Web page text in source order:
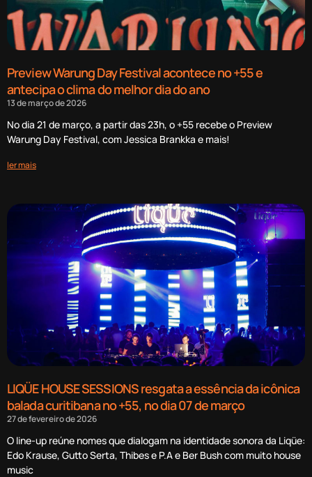
Preview Warung Day Festival acontece no +55 e
antecipa o clima do melhor dia do ano
13 de março de 2026
No dia 21 de março, a partir das 23h, o +55 recebe o Preview
Warung Day Festival, com Jessica Brankka e mais!
ler mais
LIQÜE HOUSE SESSIONS resgata a essência da icônica
balada curitibana no +55, no dia 07 de março
27 de fevereiro de 2026
O line-up reúne nomes que dialogam na identidade sonora da Liqüe:
Edo Krause, Gutto Serta, Thibes e P.A e Ber Bush com muito house
music